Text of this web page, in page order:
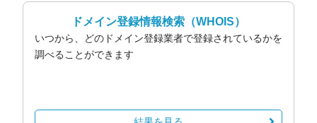
ドメイン登録情報検索 （WHOIS）
いつから、どのドメイン登録業者で登録されているかを
調べることができます